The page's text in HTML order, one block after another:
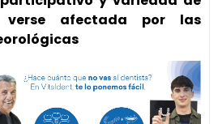
afectada por las